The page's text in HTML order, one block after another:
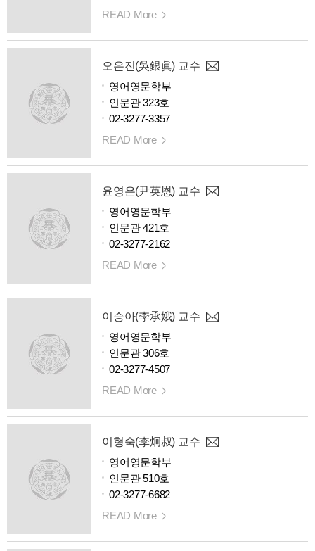
READ More
오은진(吳銀眞) 교수
영어영문학부
인문관 323호
02-3277-3357
READ More
윤영은(尹英恩) 교수
영어영문학부
인문관 421호
02-3277-2162
READ More
이승아(李承娥) 교수
영어영문학부
인문관 306호
02-3277-4507
READ More
이형숙(李炯叔) 교수
영어영문학부
인문관 510호
02-3277-6682
READ More